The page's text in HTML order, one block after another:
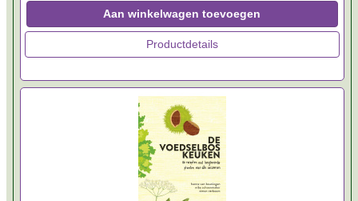
Aan winkelwagen toevoegen
Productdetails